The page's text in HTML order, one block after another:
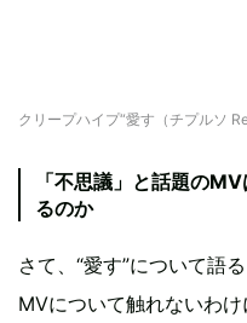
クリープハイプ“愛す（チプルソ
「不思議」と話題の
るのか
さて、“愛す”について語
MVについて触れないわ